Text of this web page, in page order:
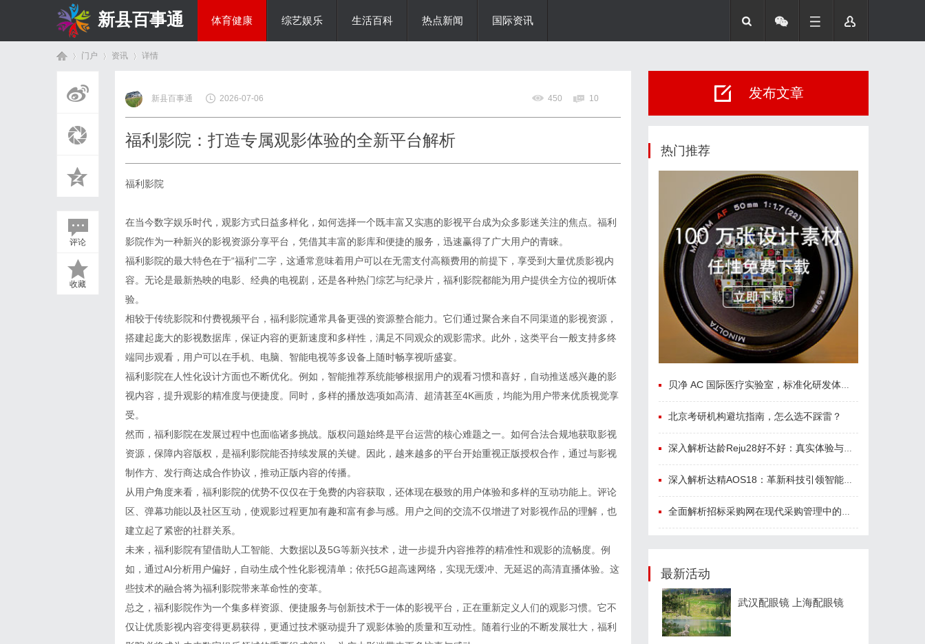
新县百事通 体育健康 综艺娱乐 生活百科 热点新闻 国际资讯
门户 资讯
›
详情
评论
收藏
新县百事通 2026-07-06 450 10
福利影院：打造专属观影体验的全新平台解析
福利影院
在当今数字娱乐时代，观影方式日益多样化，如何选择一个既丰富又实惠的影视平台成为众多影迷关注的焦点。福利
影院作为一种新兴的影视资源分享平台，凭借其丰富的影库和便捷的服务，迅速赢得了广大用户的青睐。
福利影院的最大特色在于“福利”二字，这通常意味着用户可以在无需支付高额费用的前提下，享受到大量优质影视内
容。无论是最新热映的电影、经典的电视剧，还是各种热门综艺与纪录片，福利影院都能为用户提供全方位的视听体
验。
相较于传统影院和付费视频平台，福利影院通常具备更强的资源整合能力。它们通过聚合来自不同渠道的影视资源，
搭建起庞大的影视数据库，保证内容的更新速度和多样性，满足不同观众的观影需求。此外，这类平台一般支持多终
端同步观看，用户可以在手机、电脑、智能电视等多设备上随时畅享视听盛宴。
福利影院在人性化设计方面也不断优化。例如，智能推荐系统能够根据用户的观看习惯和喜好，自动推送感兴趣的影
视内容，提升观影的精准度与便捷度。同时，多样的播放选项如高清、超清甚至4K画质，均能为用户带来优质视觉享
受。
然而，福利影院在发展过程中也面临诸多挑战。版权问题始终是平台运营的核心难题之一。如何合法合规地获取影视
资源，保障内容版权，是福利影院能否持续发展的关键。因此，越来越多的平台开始重视正版授权合作，通过与影视
制作方、发行商达成合作协议，推动正版内容的传播。
从用户角度来看，福利影院的优势不仅仅在于免费的内容获取，还体现在极致的用户体验和多样的互动功能上。评论
区、弹幕功能以及社区互动，使观影过程更加有趣和富有参与感。用户之间的交流不仅增进了对影视作品的理解，也
建立起了紧密的社群关系。
未来，福利影院有望借助人工智能、大数据以及5G等新兴技术，进一步提升内容推荐的精准性和观影的流畅度。例
如，通过AI分析用户偏好，自动生成个性化影视清单；依托5G超高速网络，实现无缓冲、无延迟的高清直播体验。这
些技术的融合将为福利影院带来革命性的变革。
总之，福利影院作为一个集多样资源、便捷服务与创新技术于一体的影视平台，正在重新定义人们的观影习惯。它不
仅让优质影视内容变得更易获得，更通过技术驱动提升了观影体验的质量和互动性。随着行业的不断发展壮大，福利
发布文章
热门推荐
贝净 AC 国际医疗实验室，标准化研发体系全解析
北京考研机构避坑指南，怎么选不踩雷？
深入解析达龄Reju28好不好：真实体验与专业评测全方位揭秘
深入解析达精AOS18：革新科技引领智能未来的新纪元
全面解析招标采购网在现代采购管理中的重要作用与应用
最新活动
武汉配眼镜 上海配眼镜